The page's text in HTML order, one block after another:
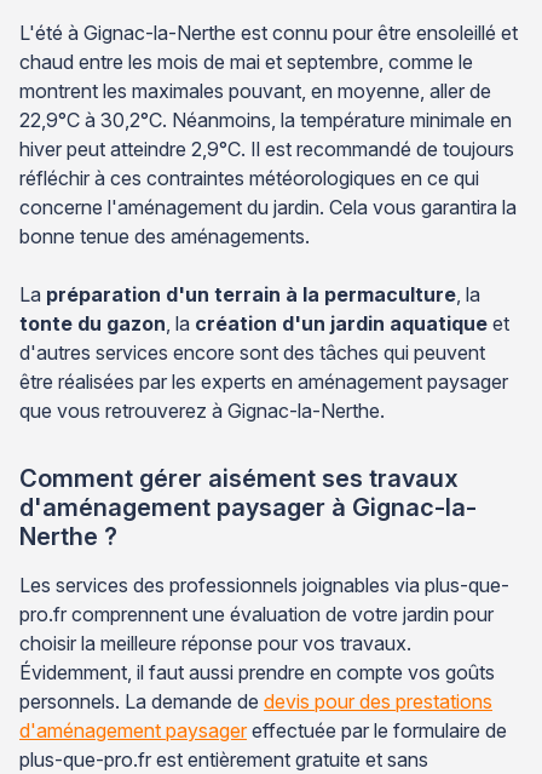
L'été à Gignac-la-Nerthe est connu pour être ensoleillé et
chaud entre les mois de mai et septembre, comme le
montrent les maximales pouvant, en moyenne, aller de
22,9°C à 30,2°C. Néanmoins, la température minimale en
hiver peut atteindre 2,9°C. Il est recommandé de toujours
réfléchir à ces contraintes météorologiques en ce qui
concerne l'aménagement du jardin. Cela vous garantira la
bonne tenue des aménagements.
La préparation d'un terrain à la permaculture , la
tonte du gazon , la création d'un jardin aquatique et
d'autres services encore sont des tâches qui peuvent
être réalisées par les experts en aménagement paysager
que vous retrouverez à Gignac-la-Nerthe.
Comment gérer aisément ses travaux
d'aménagement paysager à Gignac-la-
Nerthe ?
Les services des professionnels joignables via plus-que-
pro.fr comprennent une évaluation de votre jardin pour
choisir la meilleure réponse pour vos travaux.
Évidemment, il faut aussi prendre en compte vos goûts
personnels. La demande de devis pour des prestations
d'aménagement paysager effectuée par le formulaire de
plus-que-pro.fr est entièrement gratuite et sans